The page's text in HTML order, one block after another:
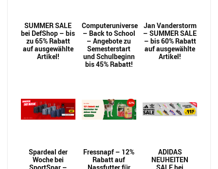
SUMMER SALE
bei DefShop – bis
zu 65% Rabatt
auf ausgewählte
Artikel!
Computeruniverse
– Back to School
– Angebote zu
Semesterstart
und Schulbeginn
bis 45% Rabatt!
Jan Vanderstorm
– SUMMER SALE
– bis 60% Rabatt
auf ausgewählte
Artikel!
Spardeal der
Woche bei
Fressnapf – 12%
Rabatt auf
ADIDAS
NEUHEITEN